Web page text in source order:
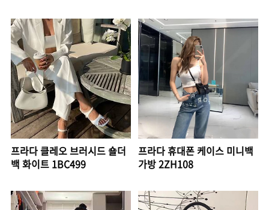
프라다 클레오 브러시드 숄더
백 화이트 1BC499
프라다 휴대폰 케이스 미니백
가방 2ZH108